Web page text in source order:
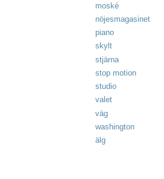
moské
nöjesmagasinet
piano
skylt
stjärna
stop motion
studio
valet
väg
washington
älg